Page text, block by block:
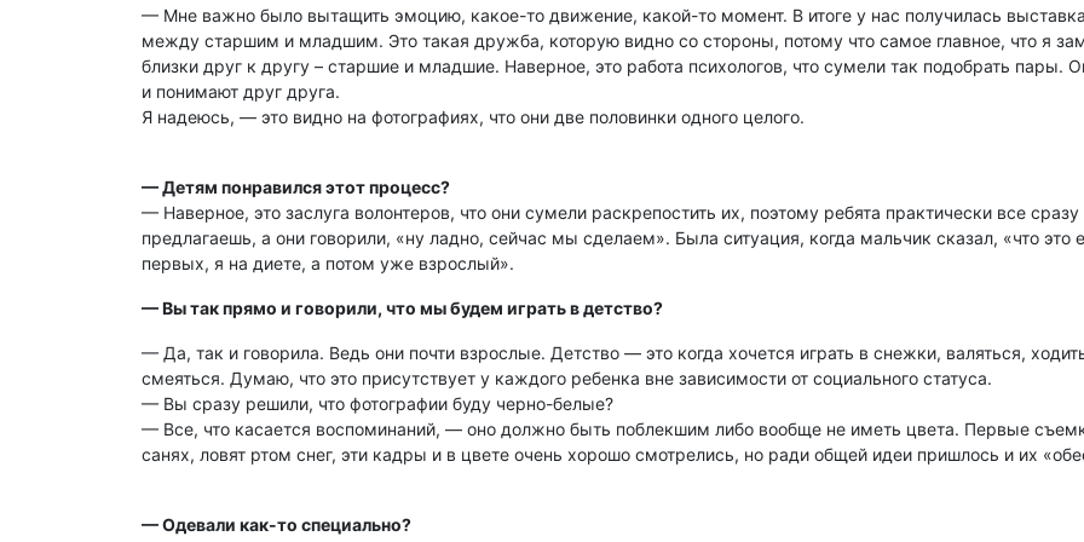
— Мне важно было вытащить эмоцию, какое-то движение, какой-то момент. В итоге у нас получилась
между старшим и младшим. Это такая дружба, которую видно со стороны, потому что самое главное, что я
близки друг к другу – старшие и младшие. Наверное, это работа психологов, что сумели так подобрать пары.
и понимают друг друга.
Я надеюсь, — это видно на фотографиях, что они две половинки одного целого.
— Детям понравился этот процесс?
— Наверное, это заслуга волонтеров, что они сумели раскрепостить их, поэтому ребята практически все
предлагаешь, а они говорили, «ну ладно, сейчас мы сделаем». Была ситуация, когда мальчик сказал, «что это
первых, я на диете, а потом уже взрослый».
— Вы так прямо и говорили, что мы будем играть в детство?
— Да, так и говорила. Ведь они почти взрослые. Детство — это когда хочется играть в снежки, валяться,
смеяться. Думаю, что это присутствует у каждого ребенка вне зависимости от социального статуса.
— Вы сразу решили, что фотографии буду черно-белые?
— Все, что касается воспоминаний, — оно должно быть поблекшим либо вообще не иметь цвета. Первые
санях, ловят ртом снег, эти кадры и в цвете очень хорошо смотрелись, но ради общей идеи пришлось и их
— Одевали как-то специально?